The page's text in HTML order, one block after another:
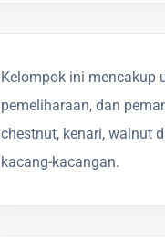
Kelompok ini mencakup
pemeliharaan, dan
chestnut, kenari, walnut
kacang-kacangan.